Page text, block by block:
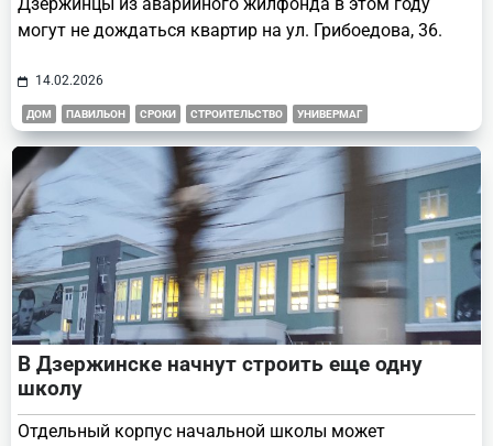
Дзержинцы из аварийного жилфонда в этом году
могут не дождаться квартир на ул. Грибоедова, 36.
14.02.2026
ДОМ ПАВИЛЬОН СРОКИ СТРОИТЕЛЬСТВО УНИВЕРМАГ
В Дзержинске начнут строить еще одну
школу
Отдельный корпус начальной школы может